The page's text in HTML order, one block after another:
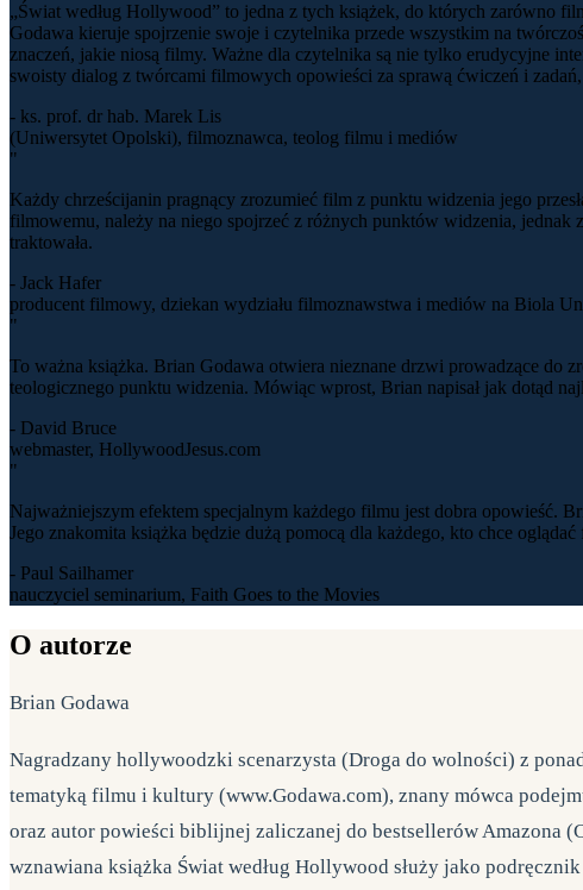
„Świat według Hollywood” to jedna z tych książek, do których zarówno
Godawa kieruje spojrzenie swoje i czytelnika przede wszystkim na
znaczeń, jakie niosą filmy. Ważne dla czytelnika są nie tylko erudycyjne
swoisty dialog z twórcami filmowych opowieści za sprawą ćwiczeń i
- ks. prof. dr hab. Marek Lis
(Uniwersytet Opolski), filmoznawca, teolog filmu i mediów
"
Każdy chrześcijanin pragnący zrozumieć film z punktu widzenia jego
filmowemu, należy na niego spojrzeć z różnych punktów widzenia,
traktowała.
- Jack Hafer
producent filmowy, dziekan wydziału filmoznawstwa i mediów na Biola
"
To ważna książka. Brian Godawa otwiera nieznane drzwi prowadzące do
teologicznego punktu widzenia. Mówiąc wprost, Brian napisał jak dotąd
- David Bruce
webmaster, HollywoodJesus.com
"
Najważniejszym efektem specjalnym każdego filmu jest dobra opowieść.
Jego znakomita książka będzie dużą pomocą dla każdego, kto chce
- Paul Sailhamer
nauczyciel seminarium, Faith Goes to the Movies
O autorze
Brian Godawa
Nagradzany hollywoodzki scenarzysta (Droga do wolności) z
tematyką filmu i kultury (www.Godawa.com), znany mówca
oraz autor powieści biblijnej zaliczanej do bestsellerów Amazona
wznawiana książka Świat według Hollywood służy jako